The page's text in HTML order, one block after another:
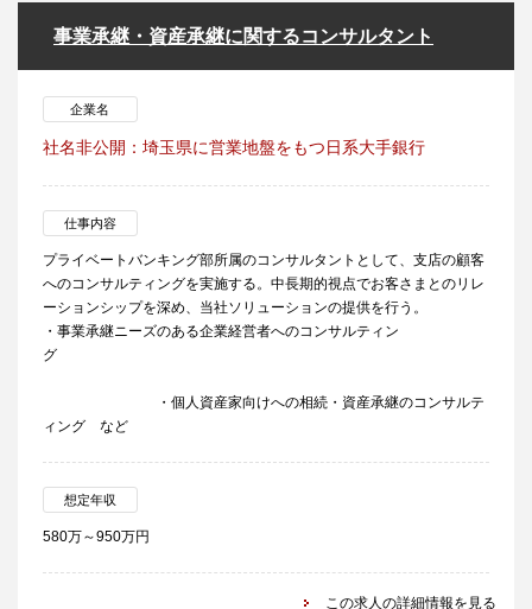
事業承継・資産承継に関するコンサルタント
企業名
社名非公開：埼玉県に営業地盤をもつ日系大手銀行
仕事内容
プライベートバンキング部所属のコンサルタントとして、支店の顧客
へのコンサルティングを実施する。中長期的視点でお客さまとのリレ
ーションシップを深め、当社ソリューションの提供を行う。
・事業承継ニーズのある企業経営者へのコンサルティン
グ
・個人資産家向けへの相続・資産承継のコンサルテ
ィング など
想定年収
580万～950万円
この求人の詳細情報を見る